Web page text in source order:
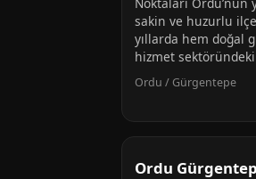
sakin ve huzurlu
yıllarda hem doğal
hizmet
Ordu / Gürgentepe
Ordu